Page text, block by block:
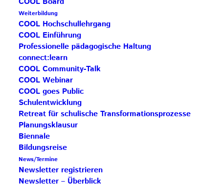
Weiterbildung
COOL Hochschullehrgang
COOL Einführung
Professionelle pädagogische Haltung
connect:learn
COOL Community-Talk
COOL Webinar
COOL goes Public
Schulentwicklung
Retreat für schulische Transformationsprozesse
Planungsklausur
Biennale
Bildungsreise
News/Termine
Newsletter registrieren
Newsletter – Überblick
Kooperatives, offenes Lernen ist für die FW und
HLW Zwettl bereits seit 20 Jahren ein wichtiger
Bestandteil unserer Unterrichtshaltung. Aufgrund
der stetigen Erweiterung des COOL-Teams und der
großen Motivation und das Engagement der
Lehrer:innen konnten in den letzten Jahren sehr
innovative, schülerzentrierte Konzepte in der
Schule umgesetzt werden. Der
Experience Day
der Fachschule ermöglichte den Schülerinnen, an
einem Schultag pro Woche an einem
umfangreichen, zum Teil fächerübergreifenden
Projekt zu arbeiten oder in diverse Unternehmen zu
schnuppern.